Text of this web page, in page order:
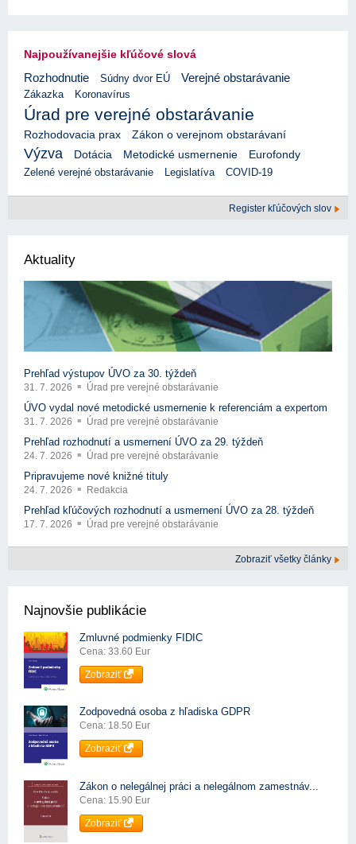
Najpoužívanejšie kľúčové slová
Rozhodnutie Súdny dvor EÚ Verejné obstarávanie
Zákazka Koronavírus
Úrad pre verejné obstarávanie
Rozhodovacia prax Zákon o verejnom obstarávaní
Výzva Dotácia Metodické usmernenie Eurofondy
Zelené verejné obstarávanie Legislatíva COVID-19
Register kľúčových slov
Aktuality
Prehľad výstupov ÚVO za 30. týždeň
31. 7. 2026 Úrad pre verejné obstarávanie
ÚVO vydal nové metodické usmernenie k referenciám a expertom
31. 7. 2026 Úrad pre verejné obstarávanie
Prehľad rozhodnutí a usmernení ÚVO za 29. týždeň
24. 7. 2026 Úrad pre verejné obstarávanie
Pripravujeme nové knižné tituly
24. 7. 2026 Redakcia
Prehľad kľúčových rozhodnutí a usmernení ÚVO za 28. týždeň
17. 7. 2026 Úrad pre verejné obstarávanie
Zobraziť všetky články
Najnovšie publikácie
Zmluvné podmienky FIDIC
Cena: 33.60 Eur
Zobraziť
Zodpovedná osoba z hľadiska GDPR
Cena: 18.50 Eur
Zobraziť
Zákon o nelegálnej práci a nelegálnom zamestnáv...
Cena: 15.90 Eur
Zobraziť